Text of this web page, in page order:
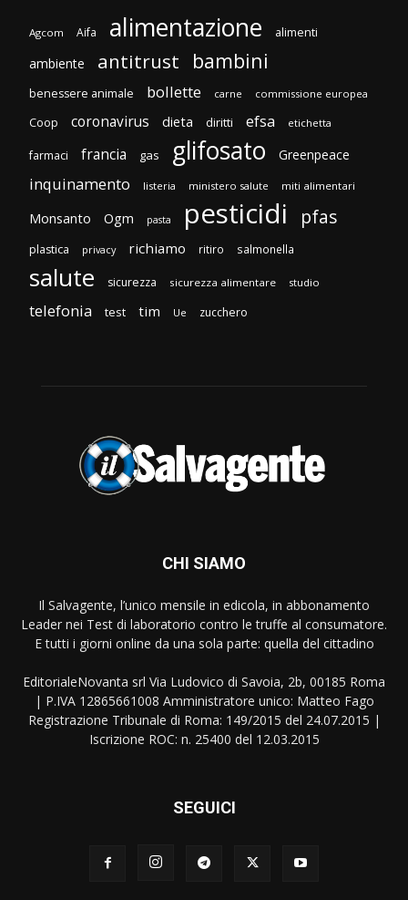
Agcom Aifa alimentazione alimenti
ambiente antitrust bambini
benessere animale bollette carne commissione europea
Coop coronavirus dieta diritti efsa etichetta
farmaci francia gas glifosato Greenpeace
inquinamento listeria ministero salute miti alimentari
Monsanto Ogm pasta pesticidi pfas
plastica privacy richiamo ritiro salmonella
salute sicurezza sicurezza alimentare studio
telefonia test tim Ue zucchero
CHI SIAMO
Il Salvagente, l’unico mensile in edicola, in abbonamento
Leader nei Test di laboratorio contro le truffe al consumatore.
E tutti i giorni online da una sola parte: quella del cittadino
EditorialeNovanta srl Via Ludovico di Savoia, 2b, 00185 Roma
| P.IVA 12865661008 Amministratore unico: Matteo Fago
Registrazione Tribunale di Roma: 149/2015 del 24.07.2015 |
Iscrizione ROC: n. 25400 del 12.03.2015
SEGUICI